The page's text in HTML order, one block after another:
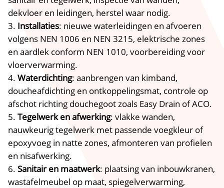
dekvloer en leidingen, herstel waar nodig.
Installaties: nieuwe waterleidingen en afvoeren
volgens NEN 1006 en NEN 3215, elektrische zones
en aardlek conform NEN 1010, voorbereiding voor
vloerverwarming.
Waterdichting: aanbrengen van kimband,
doucheafdichting en ontkoppelingsmat, controle op
afschot richting douchegoot zoals Easy Drain of ACO.
Tegelwerk en afwerking: vlakke wanden,
nauwkeurig tegelwerk met passende voegkleur of
epoxyvoeg in natte zones, afmonteren van profielen
en nisafwerking.
Sanitair en maatwerk: plaatsing van inbouwkranen,
wastafelmeubel op maat, spiegelverwarming,